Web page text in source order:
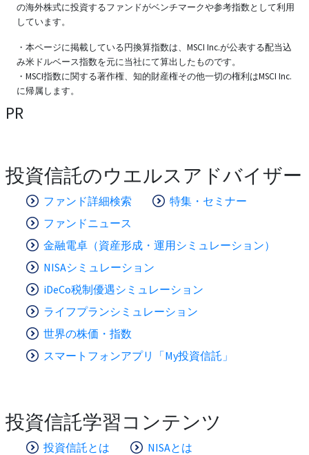
の海外株式に投資するファンドがベンチマークや参考指数として利用
しています。
・本ページに掲載している円換算指数は、MSCI Inc.が公表する配当込
み米ドルベース指数を元に当社にて算出したものです。
・MSCI指数に関する著作権、知的財産権その他一切の権利はMSCI Inc.
に帰属します。
PR
投資信託のウエルスアドバイザー
ファンド詳細検索
特集・セミナー
ファンドニュース
金融電卓（資産形成・運用シミュレーション）
NISAシミュレーション
iDeCo税制優遇シミュレーション
ライフプランシミュレーション
世界の株価・指数
スマートフォンアプリ「My投資信託」
投資信託学習コンテンツ
投資信託とは NISAとは